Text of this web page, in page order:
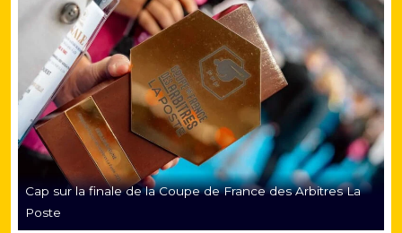
Cap sur la finale de la Coupe de France des Arbitres La
Poste